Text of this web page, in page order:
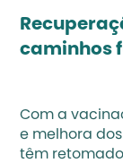
caminhos
Com a
e melhora
têm